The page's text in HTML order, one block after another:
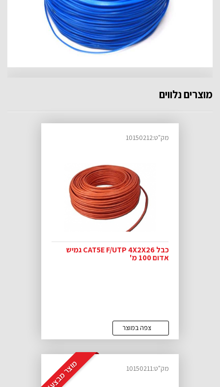
מוצרים נלווים
כבל CAT5E F/UTP 4X2X26 גמיש
אדום 100 מ'
מק"ט:10150212
צפה במוצר
מק"ט:10150211